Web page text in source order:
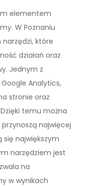
elementem
W Poznaniu
narzędzi, które
działań oraz
Jednym z
Analytics,
stronie oraz
temu można
najwięcej
się największym
narzędziem jest
na
w wynikach